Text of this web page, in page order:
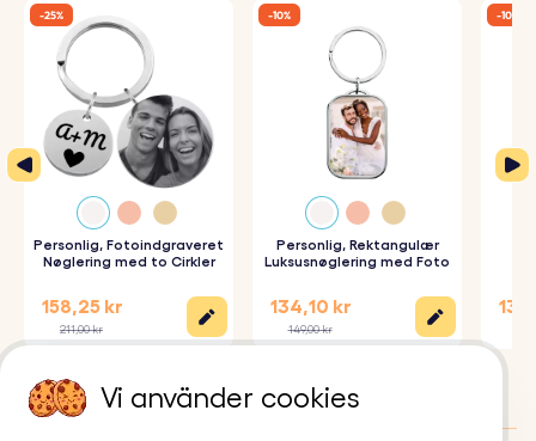
denne nøglering et stilfuldt tilbehør og en perfekt gave,
der kan tages med overalt.
Sådan gør du:
1. Upload dit foto:Vælg og upload det foto, du gerne vil
personliggøre nøgleringen med.
2. Indtast din tekst:Tilføj det navn, den dato eller den
nøgleringen.
at tilpasse din nøglering.
Vi dækker fotoet på professionel
Personlig, Fotoindgraveret
Nøglering med to Cirkler
158,25 kr
211,00 kr
-25%
Personlig, Rektangulær
Luksusnøglering med Foto
134,10 kr
149,00 kr
-10% -10%
Vi använder cookies